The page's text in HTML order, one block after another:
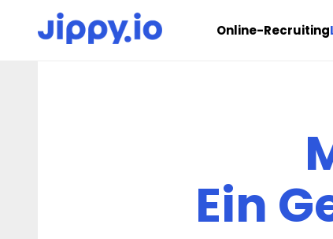
Online-Recruiting
Ein